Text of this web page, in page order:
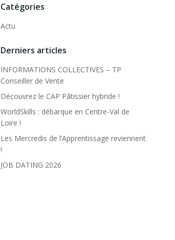
Catégories
Actu
Derniers articles
INFORMATIONS COLLECTIVES – TP
Conseiller de Vente
Découvrez le CAP Pâtissier hybride !
WorldSkills : débarque en Centre-Val de
Loire !
Les Mercredis de l’Apprentissage reviennent
!
JOB DATING 2026